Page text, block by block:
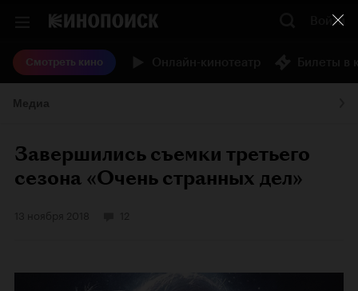
Войти
Смотреть кино
Завершились съемки третьего
сезона «Очень странных дел»